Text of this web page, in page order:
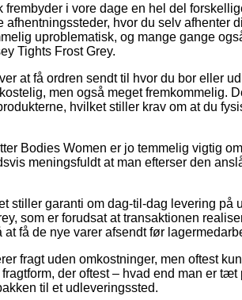
frembyder i vore dage en hel del
hvor du selv afhenter
uproblematisk, og mange gange
Tights Frost Grey.
at få ordren sendt til hvor du bor eller
men også meget fremkommelig.
hvilket stiller krav om at du
Bodies Women er jo temmelig vigtig
meningsfuldt at man efterser den
stiller garanti om dag-til-dag levering på
som er forudsat at transaktionen
få de nye varer afsendt før
fragt uden omkostninger, men oftest
der oftest – hvad end man er
til et udleveringssted.